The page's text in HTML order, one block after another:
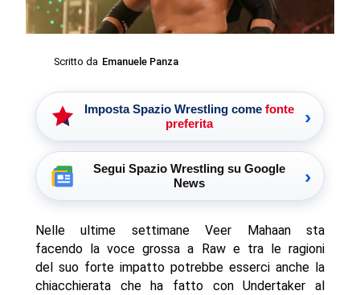
Scritto da Emanuele Panza
Imposta Spazio Wrestling come fonte
preferita
›
Segui Spazio Wrestling su Google
News
›
Nelle ultime settimane Veer Mahaan sta
facendo la voce grossa a Raw e tra le ragioni
del suo forte impatto potrebbe esserci anche la
chiacchierata che ha fatto con Undertaker al